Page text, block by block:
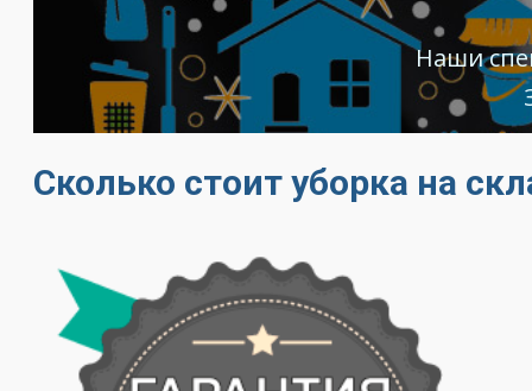
Наши
Сколько стоит уборка на